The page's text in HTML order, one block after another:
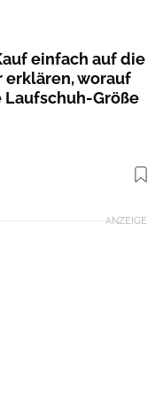
einfach auf die
erklären, worauf
Laufschuh-Größe
Foto: Moment RF/ GettyImages
ANZEIGE